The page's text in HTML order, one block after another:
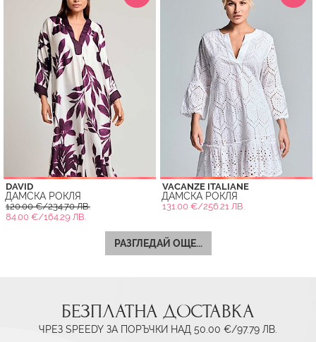
DAVID
ДАМСКА РОКЛЯ
120.00 €/234.70 ЛВ.
84.00 €/164.29 ЛВ.
VACANZE ITALIANE
ДАМСКА РОКЛЯ
131.00 €/256.21 ЛВ.
РАЗГЛЕДАЙ ОЩЕ...
БЕЗПЛАТНА ДОСТАВКА
ЧРЕЗ SPEEDY ЗА ПОРЪЧКИ НАД 50.00 €/97.79 ЛВ.